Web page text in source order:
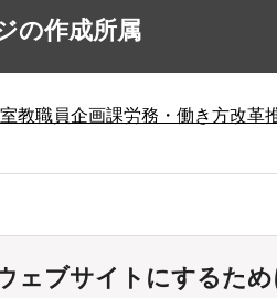
の作成所属
教職員企画課労務・働き方改革
ェブサイトにするた